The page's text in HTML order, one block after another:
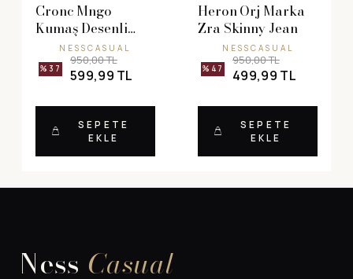
Cronc Mngo
Kumaş Desenli
ElbiseNESSCASUAL
%37
950,00 TL
599,99 TL
SEPETE
EKLE
Heron Orj Marka
Zra Skinny Jean
NESSCASUAL
%47
950,00 TL
499,99 TL
SEPETE
EKLE
Ness Casual